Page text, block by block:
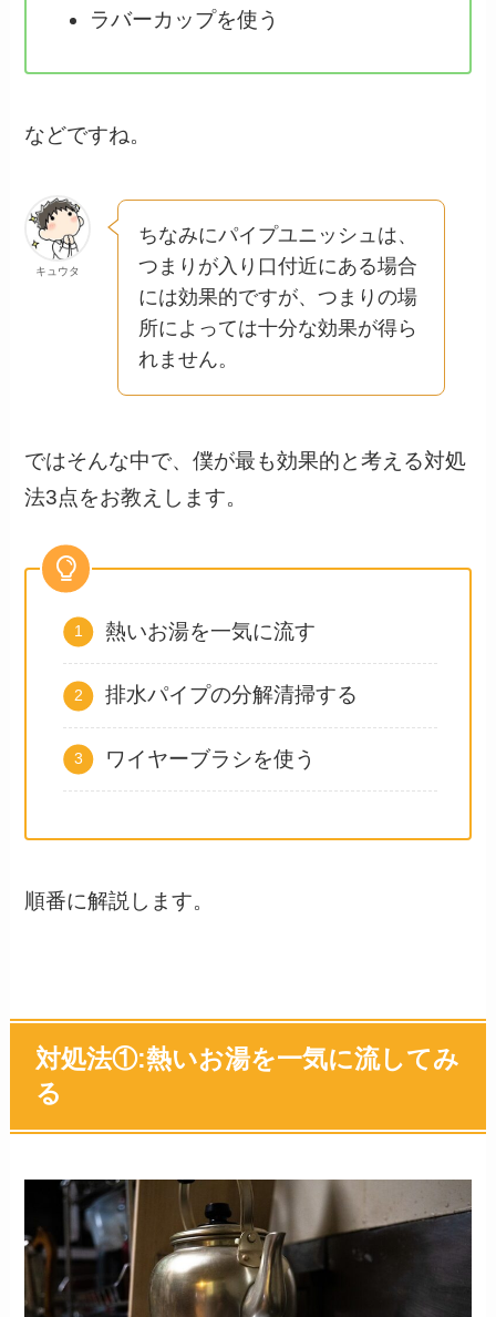
ラバーカップを使う
などですね。
キュウタ
ちなみにパイプユニッシュは、
つまりが入り口付近にある場合
には効果的ですが、つまりの場
所によっては十分な効果が得ら
れません。
ではそんな中で、僕が最も効果的と考える対処
法3点をお教えします。
熱いお湯を一気に流す
排水パイプの分解清掃する
ワイヤーブラシを使う
順番に解説します。
対処法①:熱いお湯を一気に流してみ
る